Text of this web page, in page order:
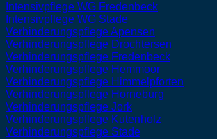
Intensivpflege WG Fredenbeck
Intensivpflege WG Stade
Verhinderungspflege Apensen
Verhinderungspflege Drochtersen
Verhinderungspflege Fredenbeck
Verhinderungspflege Hemmoor
Verhinderungspflege Himmelpforten
Verhinderungspflege Horneburg
Verhinderungspflege Jork
Verhinderungspflege Kutenholz
Verhinderungspflege Stade